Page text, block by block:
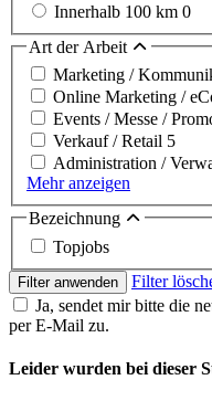
Innerhalb 100 km 0
Art der Arbeit
Marketing /
Online Marketing /
Events / Messe /
Verkauf / Retail 5
Administration /
Mehr anzeigen
Bezeichnung
Topjobs
Filter anwenden
Filter
Ja, sendet mir bitte die
per E-Mail zu.
Leider wurden bei dieser